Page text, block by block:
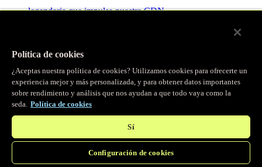
legendaria que impulsa nuestra CDN.
Servidor MCP
Control por IA para tus servicios Fastly.
Política de cookies
¿Aceptas nuestra política de cookies? Utilizamos cookies para ofrecerte un
experiencia mejor y más personalizada, y para obtener datos importantes
sobre rendimiento y análisis que nos ayudan a que todo vaya como la
seda. Política de cookies
Sí
Configuración de cookies